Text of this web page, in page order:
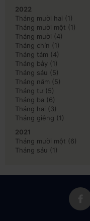
2022
Tháng mười hai (1)
Tháng mười một (1)
Tháng mười (4)
Tháng chín (1)
Tháng tám (4)
Tháng bảy (1)
Tháng sáu (5)
Tháng năm (5)
Tháng tư (5)
Tháng ba (6)
Tháng hai (3)
Tháng giêng (1)
2021
Tháng mười một (6)
Tháng sáu (1)